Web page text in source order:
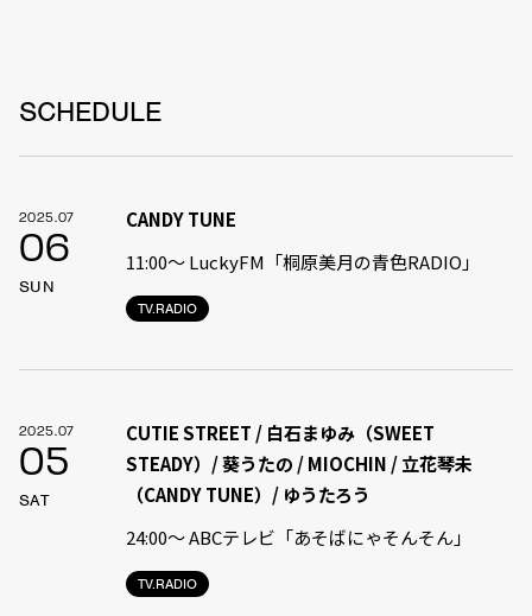
SCHEDULE
2025.07
06
SUN
TV.RADIO
CANDY TUNE
11:00〜 LuckyFM「桐原美月の青色RADIO」
2025.07
05
SAT
TV.RADIO
CUTIE STREET / 白石まゆみ（SWEET
STEADY）/ 葵うたの / MIOCHIN / 立花琴未
（CANDY TUNE）/ ゆうたろう
24:00〜 ABCテレビ「あそばにゃそんそん」